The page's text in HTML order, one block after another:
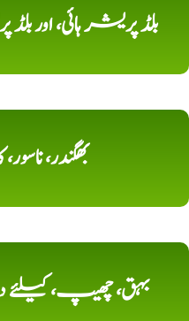
بلڈ پریشر ہائی، اور
بھگندر،
بہق، چھیپ،